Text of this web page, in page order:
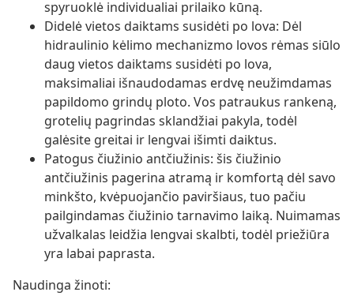
spyruoklė individualiai prilaiko kūną.
Didelė vietos daiktams susidėti po lova: Dėl
hidraulinio kėlimo mechanizmo lovos rėmas siūlo
daug vietos daiktams susidėti po lova,
maksimaliai išnaudodamas erdvę neužimdamas
papildomo grindų ploto. Vos patraukus rankeną,
grotelių pagrindas sklandžiai pakyla, todėl
galėsite greitai ir lengvai išimti daiktus.
Patogus čiužinio antčiužinis: šis čiužinio
antčiužinis pagerina atramą ir komfortą dėl savo
minkšto, kvėpuojančio paviršiaus, tuo pačiu
pailgindamas čiužinio tarnavimo laiką. Nuimamas
užvalkalas leidžia lengvai skalbti, todėl priežiūra
yra labai paprasta.
Naudinga žinoti: